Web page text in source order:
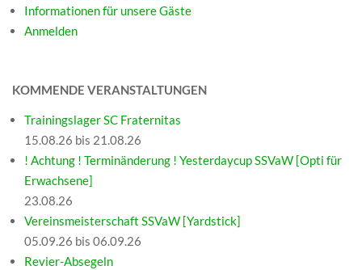
Informationen für unsere Gäste
Anmelden
KOMMENDE VERANSTALTUNGEN
Trainingslager SC Fraternitas
15.08.26 bis 21.08.26
! Achtung ! Terminänderung ! Yesterdaycup SSVaW [Opti für
Erwachsene]
23.08.26
Vereinsmeisterschaft SSVaW [Yardstick]
05.09.26 bis 06.09.26
Revier-Absegeln